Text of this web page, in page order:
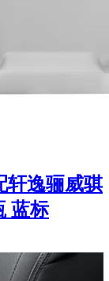
轩逸骊威骐
蓝标